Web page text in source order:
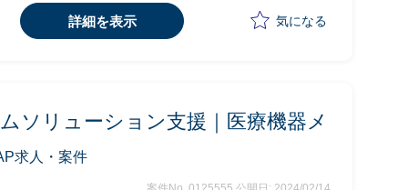
詳細を表示 気になる
ソリューション支援｜医療機器メ
求人・案件